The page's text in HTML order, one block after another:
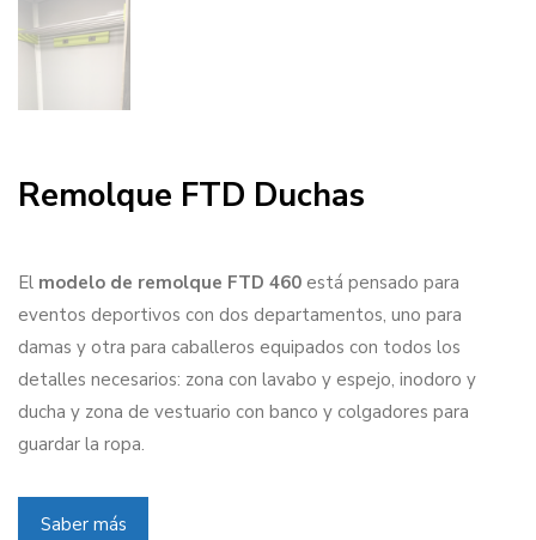
Remolque FTD Duchas
El modelo de remolque FTD 460 está pensado para
eventos deportivos con dos departamentos, uno para
damas y otra para caballeros equipados con todos los
detalles necesarios: zona con lavabo y espejo, inodoro y
ducha y zona de vestuario con banco y colgadores para
guardar la ropa.
Saber más